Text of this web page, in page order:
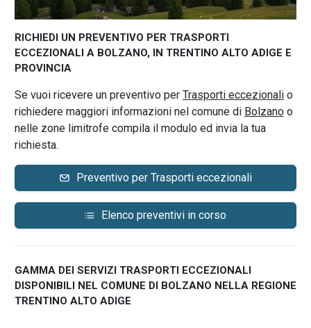
RICHIEDI UN PREVENTIVO PER TRASPORTI
ECCEZIONALI A BOLZANO, IN TRENTINO ALTO ADIGE E
PROVINCIA
Se vuoi ricevere un preventivo per Trasporti eccezionalio
richiedere maggiori informazioni nel comune di Bolzanoo
nelle zone limitrofe compila il modulo ed invia la tua
richiesta.
Preventivo per Trasporti eccezionali
Elenco preventivi in corso
GAMMA DEI SERVIZI TRASPORTI ECCEZIONALI
DISPONIBILI NEL COMUNE DI BOLZANO NELLA REGIONE
TRENTINO ALTO ADIGE